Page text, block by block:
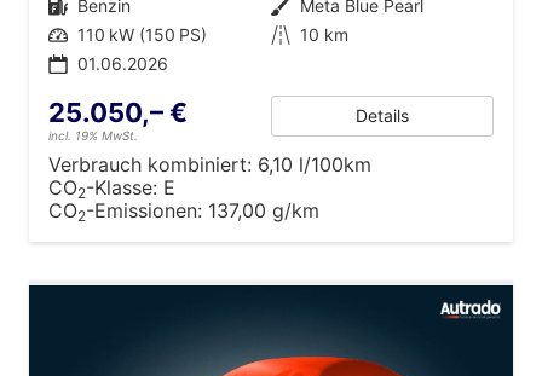
Kraftstoff Benzin Außenfarbe Meta Blue Pearl
Leistung 110 kW (150 PS) Kilometerstand 10 km
01.06.2026
25.050,– €
incl. 19% MwSt.
Details
Verbrauch kombiniert: 6,10 l/100km
CO2-Klasse: E
CO2-Emissionen: 137,00 g/km